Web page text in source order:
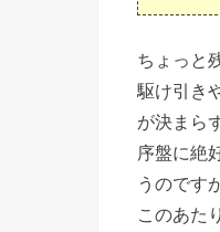
ちょっと
駆け引き
が決まら
序盤に絶
うのです
このあた